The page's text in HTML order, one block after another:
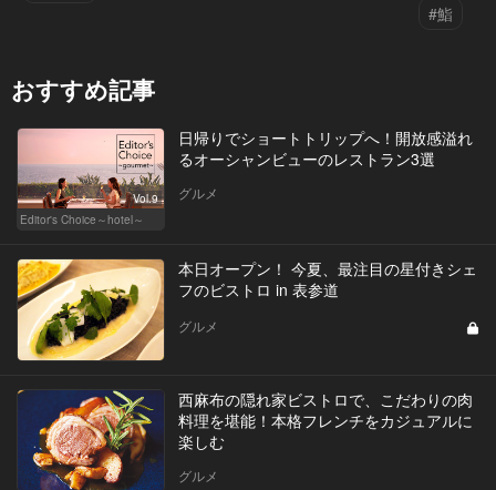
#鮨
おすすめ記事
Vol.9
Editor's Choice～hotel～
日帰りでショートトリップへ！開放感溢れ
るオーシャンビューのレストラン3選
グルメ
本日オープン！ 今夏、最注目の星付きシェ
フのビストロ in 表参道
グルメ
西麻布の隠れ家ビストロで、こだわりの肉
料理を堪能！本格フレンチをカジュアルに
楽しむ
グルメ